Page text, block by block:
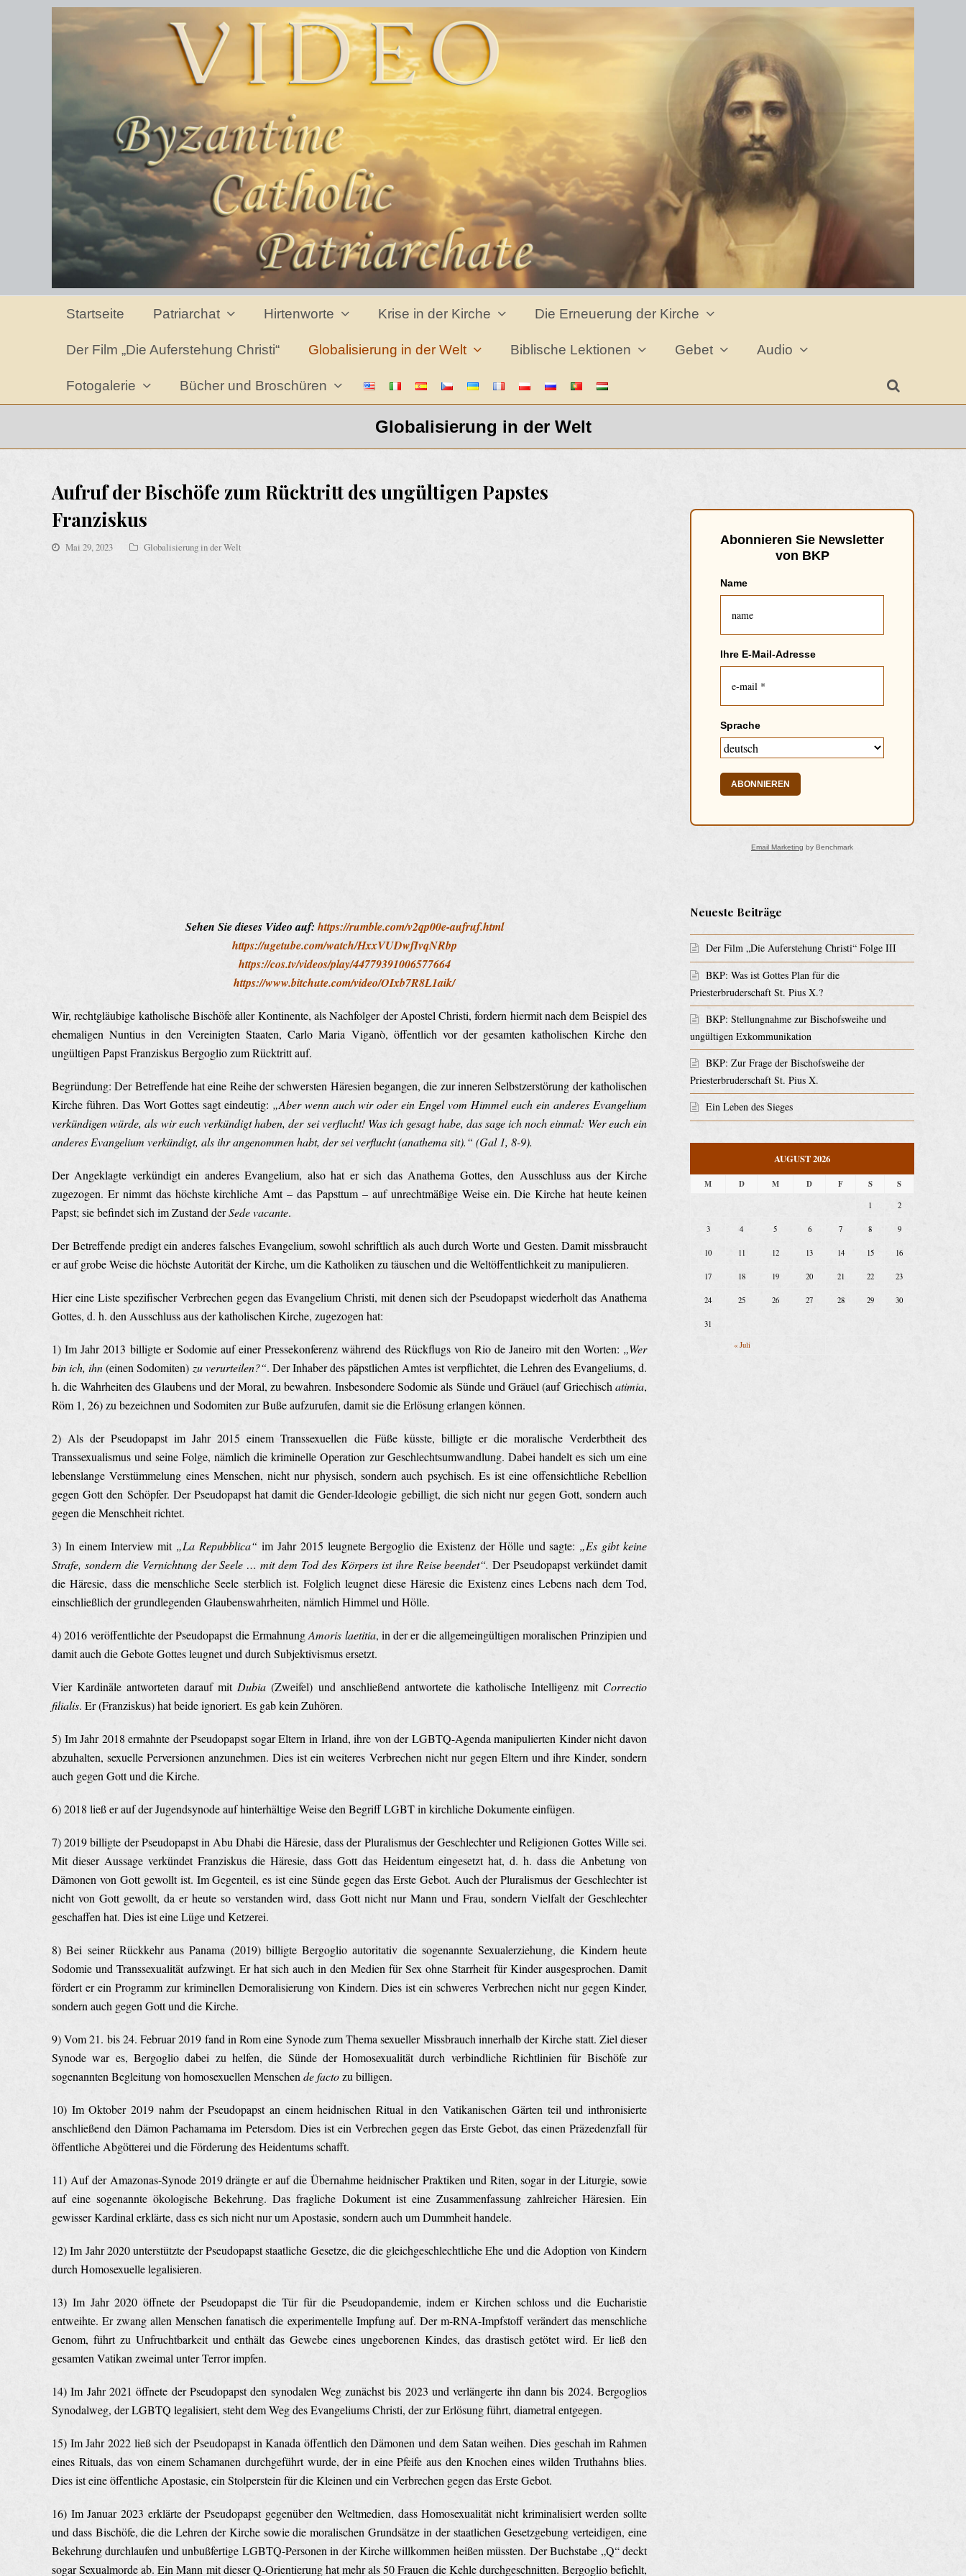
Startseite Patriarchat Hirtenworte Krise in der Kirche Die Erneuerung der Kirche
Der Film „Die Auferstehung Christi“ Globalisierung in der Welt Biblische Lektionen Gebet Audio
Fotogalerie Bücher und Broschüren
Globalisierung in der Welt
Aufruf der Bischöfe zum Rücktritt des ungültigen Papstes
Franziskus
Mai 29, 2023 Globalisierung in der Welt
Sehen Sie dieses Video auf:https://rumble.com/v2qp00e-aufruf.html
https://ugetube.com/watch/HxxVUDwfIvqNRbp
https://cos.tv/videos/play/44779391006577664
https://www.bitchute.com/video/OIxb7R8L1aik/
Wir, rechtgläubige katholische Bischöfe aller Kontinente, als Nachfolger der Apostel Christi, fordern hiermit nach dem Beispiel des
ehemaligen Nuntius in den Vereinigten Staaten, Carlo Maria Viganò, öffentlich vor der gesamten katholischen Kirche den
ungültigen Papst Franziskus Bergoglio zum Rücktritt auf.
Begründung: Der Betreffende hat eine Reihe der schwersten Häresien begangen, die zur inneren Selbstzerstörung der katholischen
Kirche führen. Das Wort Gottes sagt eindeutig: „Aber wenn auch wir oder ein Engel vom Himmel euch ein anderes Evangelium
verkündigen würde, als wir euch verkündigt haben, der sei verflucht! Was ich gesagt habe, das sage ich noch einmal: Wer euch ein
anderes Evangelium verkündigt, als ihr angenommen habt, der sei verflucht (anathema sit).“ (Gal 1, 8-9).
Der Angeklagte verkündigt ein anderes Evangelium, also hat er sich das Anathema Gottes, den Ausschluss aus der Kirche
zugezogen. Er nimmt das höchste kirchliche Amt – das Papsttum – auf unrechtmäßige Weise ein. Die Kirche hat heute keinen
Papst; sie befindet sich im Zustand derSede vacante.
Der Betreffende predigt ein anderes falsches Evangelium, sowohl schriftlich als auch durch Worte und Gesten. Damit missbraucht
er auf grobe Weise die höchste Autorität der Kirche, um die Katholiken zu täuschen und die Weltöffentlichkeit zu manipulieren.
Hier eine Liste spezifischer Verbrechen gegen das Evangelium Christi, mit denen sich der Pseudopapst wiederholt das Anathema
Gottes, d. h. den Ausschluss aus der katholischen Kirche, zugezogen hat:
1) Im Jahr 2013 billigte er Sodomie auf einer Pressekonferenz während des Rückflugs von Rio de Janeiro mit den Worten: „Wer
bin ich, ihn(einen Sodomiten) zu verurteilen?“. Der Inhaber des päpstlichen Amtes ist verpflichtet, die Lehren des Evangeliums, d.
h. die Wahrheiten des Glaubens und der Moral, zu bewahren. Insbesondere Sodomie als Sünde und Gräuel (auf Griechisch atimia,
Röm 1, 26) zu bezeichnen und Sodomiten zur Buße aufzurufen, damit sie die Erlösung erlangen können.
2) Als der Pseudopapst im Jahr 2015 einem Transsexuellen die Füße küsste, billigte er die moralische Verderbtheit des
Transsexualismus und seine Folge, nämlich die kriminelle Operation zur Geschlechtsumwandlung. Dabei handelt es sich um eine
lebenslange Verstümmelung eines Menschen, nicht nur physisch, sondern auch psychisch. Es ist eine offensichtliche Rebellion
gegen Gott den Schöpfer. Der Pseudopapst hat damit die Gender-Ideologie gebilligt, die sich nicht nur gegen Gott, sondern auch
gegen die Menschheit richtet.
3) In einem Interview mit „La Repubblica“ im Jahr 2015 leugnete Bergoglio die Existenz der Hölle und sagte: „Es gibt keine
Strafe, sondern die Vernichtung der Seele … mit dem Tod des Körpers ist ihre Reise beendet“.Der Pseudopapst verkündet damit
die Häresie, dass die menschliche Seele sterblich ist. Folglich leugnet diese Häresie die Existenz eines Lebens nach dem Tod,
einschließlich der grundlegenden Glaubenswahrheiten, nämlich Himmel und Hölle.
4) 2016 veröffentlichte der Pseudopapst die ErmahnungAmoris laetitia, in der er die allgemeingültigen moralischen Prinzipien und
damit auch die Gebote Gottes leugnet und durch Subjektivismus ersetzt.
Vier Kardinäle antworteten darauf mit Dubia (Zweifel) und anschließend antwortete die katholische Intelligenz mit Correctio
filialis. Er (Franziskus) hat beide ignoriert. Es gab kein Zuhören.
5) Im Jahr 2018 ermahnte der Pseudopapst sogar Eltern in Irland, ihre von der LGBTQ-Agenda manipulierten Kinder nicht davon
abzuhalten, sexuelle Perversionen anzunehmen. Dies ist ein weiteres Verbrechen nicht nur gegen Eltern und ihre Kinder, sondern
auch gegen Gott und die Kirche.
6) 2018 ließ er auf der Jugendsynode auf hinterhältige Weise den Begriff LGBT in kirchliche Dokumente einfügen.
7) 2019 billigte der Pseudopapst in Abu Dhabi die Häresie, dass der Pluralismus der Geschlechter und Religionen Gottes Wille sei.
Mit dieser Aussage verkündet Franziskus die Häresie, dass Gott das Heidentum eingesetzt hat, d. h. dass die Anbetung von
Dämonen von Gott gewollt ist. Im Gegenteil, es ist eine Sünde gegen das Erste Gebot. Auch der Pluralismus der Geschlechter ist
nicht von Gott gewollt, da er heute so verstanden wird, dass Gott nicht nur Mann und Frau, sondern Vielfalt der Geschlechter
geschaffen hat. Dies ist eine Lüge und Ketzerei.
8) Bei seiner Rückkehr aus Panama (2019) billigte Bergoglio autoritativ die sogenannte Sexualerziehung, die Kindern heute
Sodomie und Transsexualität aufzwingt. Er hat sich auch in den Medien für Sex ohne Starrheit für Kinder ausgesprochen. Damit
fördert er ein Programm zur kriminellen Demoralisierung von Kindern. Dies ist ein schweres Verbrechen nicht nur gegen Kinder,
sondern auch gegen Gott und die Kirche.
9) Vom 21. bis 24. Februar 2019 fand in Rom eine Synode zum Thema sexueller Missbrauch innerhalb der Kirche statt. Ziel dieser
Synode war es, Bergoglio dabei zu helfen, die Sünde der Homosexualität durch verbindliche Richtlinien für Bischöfe zur
sogenannten Begleitung von homosexuellen Menschen de factozu billigen.
10) Im Oktober 2019 nahm der Pseudopapst an einem heidnischen Ritual in den Vatikanischen Gärten teil und inthronisierte
anschließend den Dämon Pachamama im Petersdom. Dies ist ein Verbrechen gegen das Erste Gebot, das einen Präzedenzfall für
öffentliche Abgötterei und die Förderung des Heidentums schafft.
11) Auf der Amazonas-Synode 2019 drängte er auf die Übernahme heidnischer Praktiken und Riten, sogar in der Liturgie, sowie
auf eine sogenannte ökologische Bekehrung. Das fragliche Dokument ist eine Zusammenfassung zahlreicher Häresien. Ein
gewisser Kardinal erklärte, dass es sich nicht nur um Apostasie, sondern auch um Dummheit handele.
12) Im Jahr 2020 unterstützte der Pseudopapst staatliche Gesetze, die die gleichgeschlechtliche Ehe und die Adoption von Kindern
durch Homosexuelle legalisieren.
13) Im Jahr 2020 öffnete der Pseudopapst die Tür für die Pseudopandemie, indem er Kirchen schloss und die Eucharistie
entweihte. Er zwang allen Menschen fanatisch die experimentelle Impfung auf. Der m-RNA-Impfstoff verändert das menschliche
Genom, führt zu Unfruchtbarkeit und enthält das Gewebe eines ungeborenen Kindes, das drastisch getötet wird. Er ließ den
gesamten Vatikan zweimal unter Terror impfen.
14) Im Jahr 2021 öffnete der Pseudopapst den synodalen Weg zunächst bis 2023 und verlängerte ihn dann bis 2024. Bergoglios
Synodalweg, der LGBTQ legalisiert, steht dem Weg des Evangeliums Christi, der zur Erlösung führt, diametral entgegen.
15) Im Jahr 2022 ließ sich der Pseudopapst in Kanada öffentlich den Dämonen und dem Satan weihen. Dies geschah im Rahmen
eines Rituals, das von einem Schamanen durchgeführt wurde, der in eine Pfeife aus den Knochen eines wilden Truthahns blies.
Dies ist eine öffentliche Apostasie, ein Stolperstein für die Kleinen und ein Verbrechen gegen das Erste Gebot.
16) Im Januar 2023 erklärte der Pseudopapst gegenüber den Weltmedien, dass Homosexualität nicht kriminalisiert werden sollte
und dass Bischöfe, die die Lehren der Kirche sowie die moralischen Grundsätze in der staatlichen Gesetzgebung verteidigen, eine
Bekehrung durchlaufen und unbußfertige LGBTQ-Personen in der Kirche willkommen heißen müssten. Der Buchstabe „Q“ deckt
sogar Sexualmorde ab. Ein Mann mit dieser Q-Orientierung hat mehr als 50 Frauen die Kehle durchgeschnitten. Bergoglio befiehlt,
Abonnieren Sie Newsletter
von BKP
Name
Ihre E-Mail-Adresse
Sprache
ABONNIEREN
Email Marketing by Benchmark
Neueste Beiträge
Der Film „Die Auferstehung Christi“ Folge III
BKP: Was ist Gottes Plan für die
Priesterbruderschaft St. Pius X.?
BKP: Stellungnahme zur Bischofsweihe und
ungültigen Exkommunikation
BKP: Zur Frage der Bischofsweihe der
Priesterbruderschaft St. Pius X.
Ein Leben des Sieges
AUGUST 2026
M D M D F S S
« Juli
1 2
3 4 5 6 7 8 9
10 11 12 13 14 15 16
17 18 19 20 21 22 23
24 25 26 27 28 29 30
31